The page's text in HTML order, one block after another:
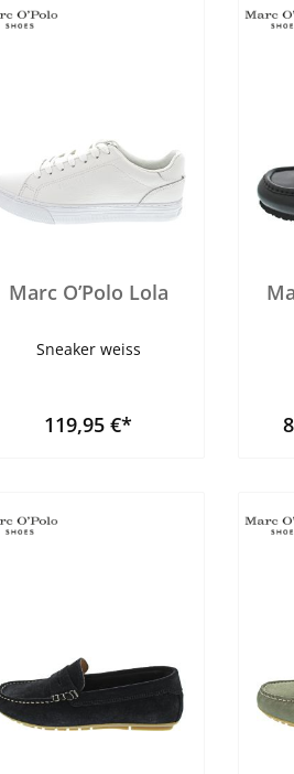
Marc O’Polo Lola
Sneaker weiss
119,95 €*